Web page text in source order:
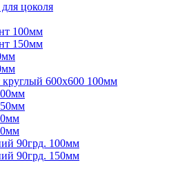
цоколя
100мм
150мм
круглый 600х600 100мм
90грд. 100мм
90грд. 150мм